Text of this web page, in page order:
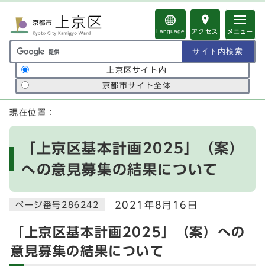
Language アクセス メニュー
サイト内検索の範囲
上京区サイト内
京都市サイト全体
ここから本文です
現在位置：
「上京区基本計画2025」（案）
への意見募集の結果について
ページ番号286242 2021年8月16日
「上京区基本計画2025」（案）への
意見募集の結果について